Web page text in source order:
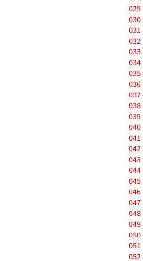
029
030
031
032
033
034
035
036
037
038
039
040
041
042
043
044
045
046
047
048
049
050
051
052